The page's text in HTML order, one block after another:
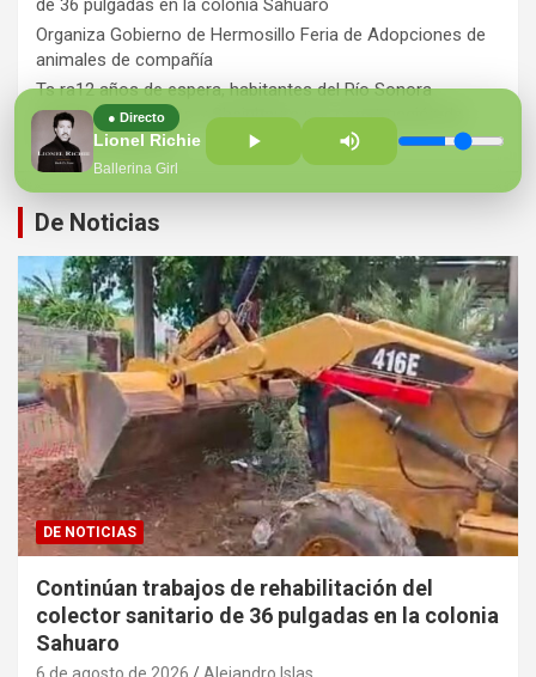
● Directo
Lionel Richie
Ballerina Girl
de 36 pulgadas en la colonia Sahuaro
Organiza Gobierno de Hermosillo Feria de Adopciones de
animales de compañía
Ts ra12 años de espera, habitantes del Río Sonora
agradecen a Durazo y Sheinbaum por construcción de
Hospital Regional
De Noticias
DE NOTICIAS
Continúan trabajos de rehabilitación del
colector sanitario de 36 pulgadas en la colonia
Sahuaro